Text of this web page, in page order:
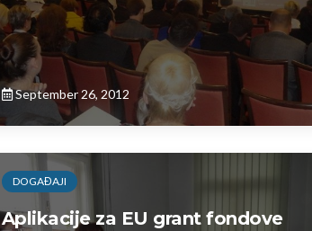
September 26, 2012
DOGAĐAJI
Aplikacije za EU grant fondove